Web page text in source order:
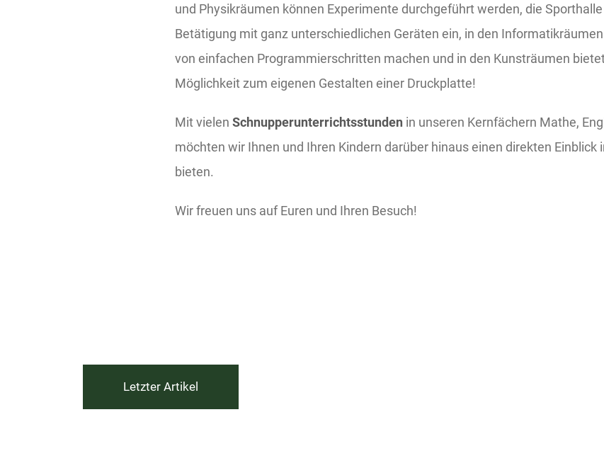
und Physikräumen können Experimente durchgeführt werden, die
Betätigung mit ganz unterschiedlichen Geräten ein, in den
von einfachen Programmierschritten machen und in den Kunsträumen
Möglichkeit zum eigenen Gestalten einer Druckplatte!
Mit vielen Schnupperunterrichtsstunden in unseren Kernfächern Mathe,
möchten wir Ihnen und Ihren Kindern darüber hinaus einen direkten Einblick
bieten.
Wir freuen uns auf Euren und Ihren Besuch!
Letzter Artikel